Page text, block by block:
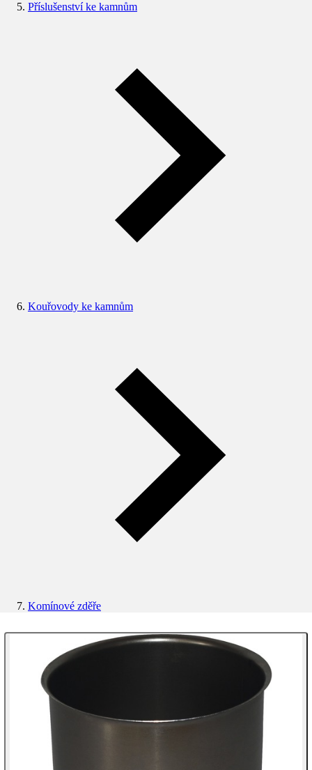
Příslušenství ke kamnům
Kouřovody ke kamnům
Komínové zděře